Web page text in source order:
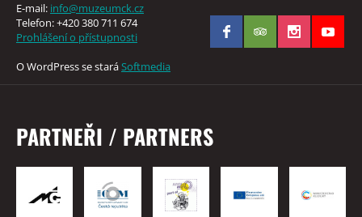
E-mail: info@muzeumck.cz
Telefon: +420 380 711 674
Prohlášení o přístupnosti
O WordPress se staráSoftmedia
PARTNEŘI / PARTNERS